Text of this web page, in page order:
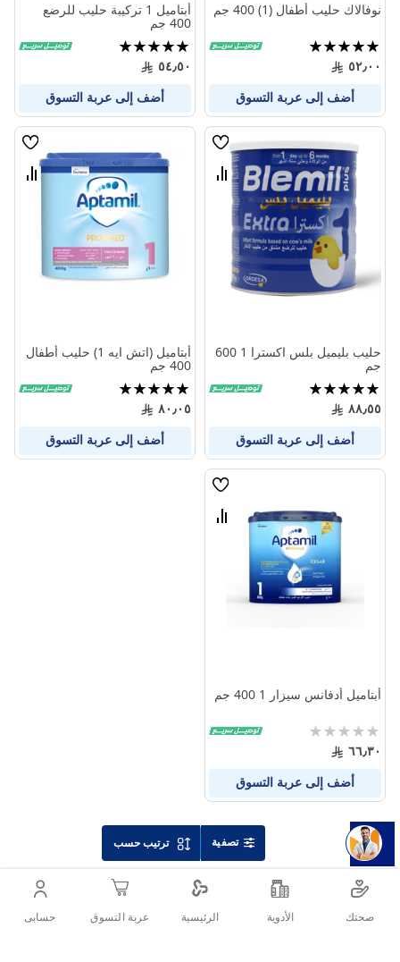
ترتيب حسب
نوفالاك حليب أطفال (1) 400 جم
تقييم:
100%
٥٢٫٠٠
أضف إلى عربة التسوق
أبتاميل 1 تركيبة حليب للرضع
400 جم
تقييم:
99%
٥٤٫٥٠
أضف إلى عربة التسوق
قائمة
قارن
حليب بليميل بلس اكسترا 1 600
جم
تقييم:
100%
٨٨٫٥٥
أضف إلى عربة التسوق
قائمة
قارن
أبتاميل (اتش ايه 1) حليب أطفال
400 جم
تقييم:
100%
٨٠٫٠٥
أضف إلى عربة التسوق
قائمة
قارن
أبتاميل أدفانس سيزار 1 400 جم
Rating:
0%
٦٦٫٣٠
أضف إلى عربة التسوق
تصفية
صحتك الأدوية الرئيسية عربة التسوق حسابى